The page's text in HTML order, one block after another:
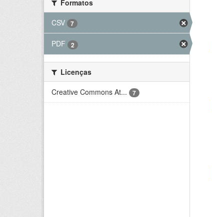
Formatos
CSV
7
PDF 2
Licenças
Creative Commons At...
7